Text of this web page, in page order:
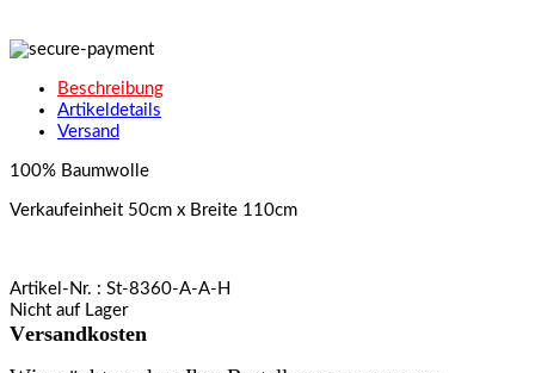
Beschreibung
Artikeldetails
Versand
100% Baumwolle
Verkaufeinheit 50cm x Breite 110cm
Artikel-Nr. : St-8360-A-A-H
Nicht auf Lager
Versandkosten